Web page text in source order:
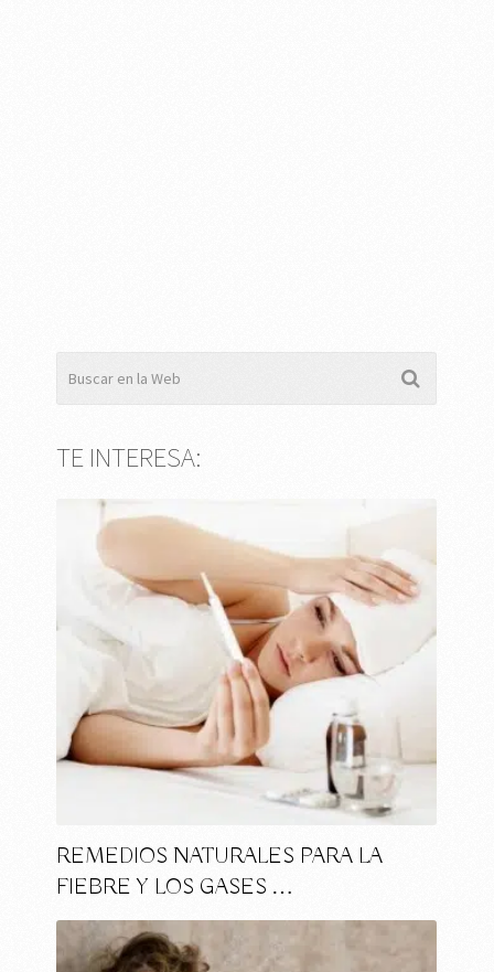
TE INTERESA:
REMEDIOS NATURALES PARA LA
FIEBRE Y LOS GASES …